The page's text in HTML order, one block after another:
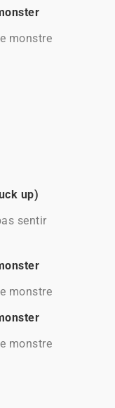
monstre
up)
sentir
monstre
monstre